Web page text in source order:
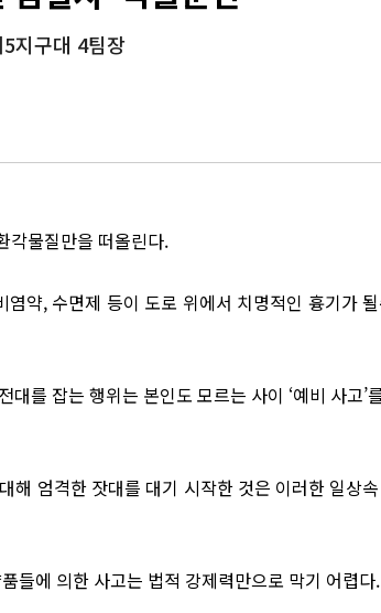
지구대 4팀장
각물질만을 떠올린다.
약, 수면제 등이 도로 위에서 치명적인 흉기가
를 잡는 행위는 본인도 모르는 사이 ‘예비 사고’
해 엄격한 잣대를 대기 시작한 것은 이러한 일상
들에 의한 사고는 법적 강제력만으로 막기 어렵다.